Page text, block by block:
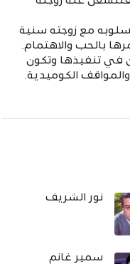
مع زوجته سنية
بالحب والاهتمام.
في تنفيذها وتكون
الكوميدية.
نور الشريف
سمير غانم